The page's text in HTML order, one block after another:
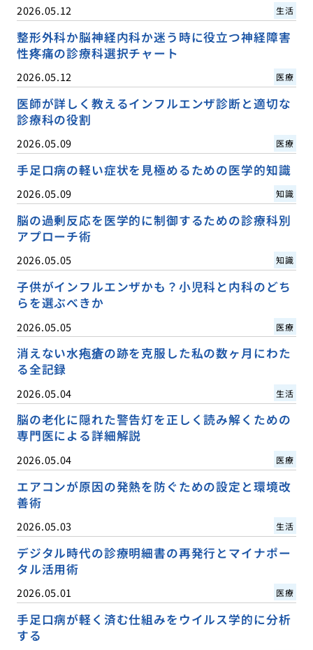
2026.05.12 生活
整形外科か脳神経内科か迷う時に役立つ神経障害
性疼痛の診療科選択チャート
2026.05.12 医療
医師が詳しく教えるインフルエンザ診断と適切な
診療科の役割
2026.05.09 医療
手足口病の軽い症状を見極めるための医学的知識
2026.05.09 知識
脳の過剰反応を医学的に制御するための診療科別
アプローチ術
2026.05.05 知識
子供がインフルエンザかも？小児科と内科のどち
らを選ぶべきか
2026.05.05 医療
消えない水疱瘡の跡を克服した私の数ヶ月にわた
る全記録
2026.05.04 生活
脳の老化に隠れた警告灯を正しく読み解くための
専門医による詳細解説
2026.05.04 医療
エアコンが原因の発熱を防ぐための設定と環境改
善術
2026.05.03 生活
デジタル時代の診療明細書の再発行とマイナポー
タル活用術
2026.05.01 医療
手足口病が軽く済む仕組みをウイルス学的に分析
する